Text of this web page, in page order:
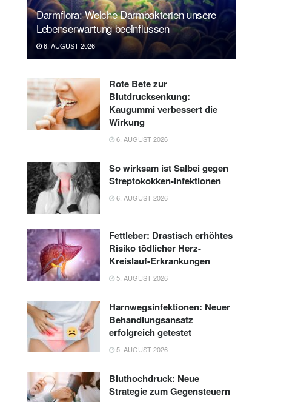
Darmflora: Welche Darmbakterien unsere
Lebenserwartung beeinflussen
6. AUGUST 2026
Rote Bete zur
Blutdrucksenkung:
Kaugummi verbessert die
Wirkung
6. AUGUST 2026
So wirksam ist Salbei gegen
Streptokokken-Infektionen
6. AUGUST 2026
Fettleber: Drastisch erhöhtes
Risiko tödlicher Herz-
Kreislauf-Erkrankungen
5. AUGUST 2026
Harnwegsinfektionen: Neuer
Behandlungsansatz
erfolgreich getestet
5. AUGUST 2026
Bluthochdruck: Neue
Strategie zum Gegensteuern